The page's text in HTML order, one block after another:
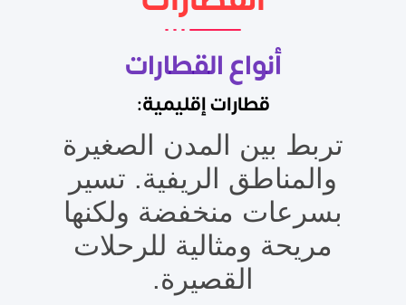
أنواع القطارات
قطارات إقليمية:
تربط بين المدن الصغيرة
والمناطق الريفية. تسير
بسرعات منخفضة ولكنها
مريحة ومثالية للرحلات
القصيرة.